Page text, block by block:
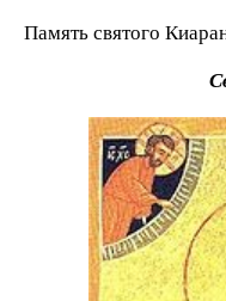
Память святого